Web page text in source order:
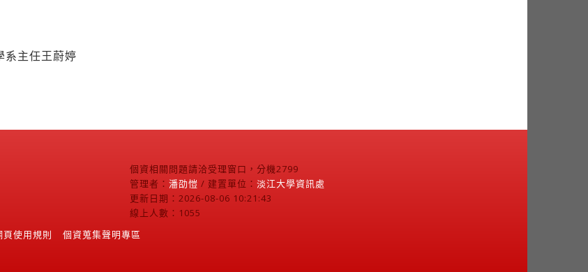
系主任王蔚婷
個資相關問題請洽受理窗口，分機2799
管理者： 潘劭愷 / 建置單位： 淡江大學資訊處
更新日期：2026-08-06 10:21:43
線上人數：1055
使用規則 個資蒐集聲明專區